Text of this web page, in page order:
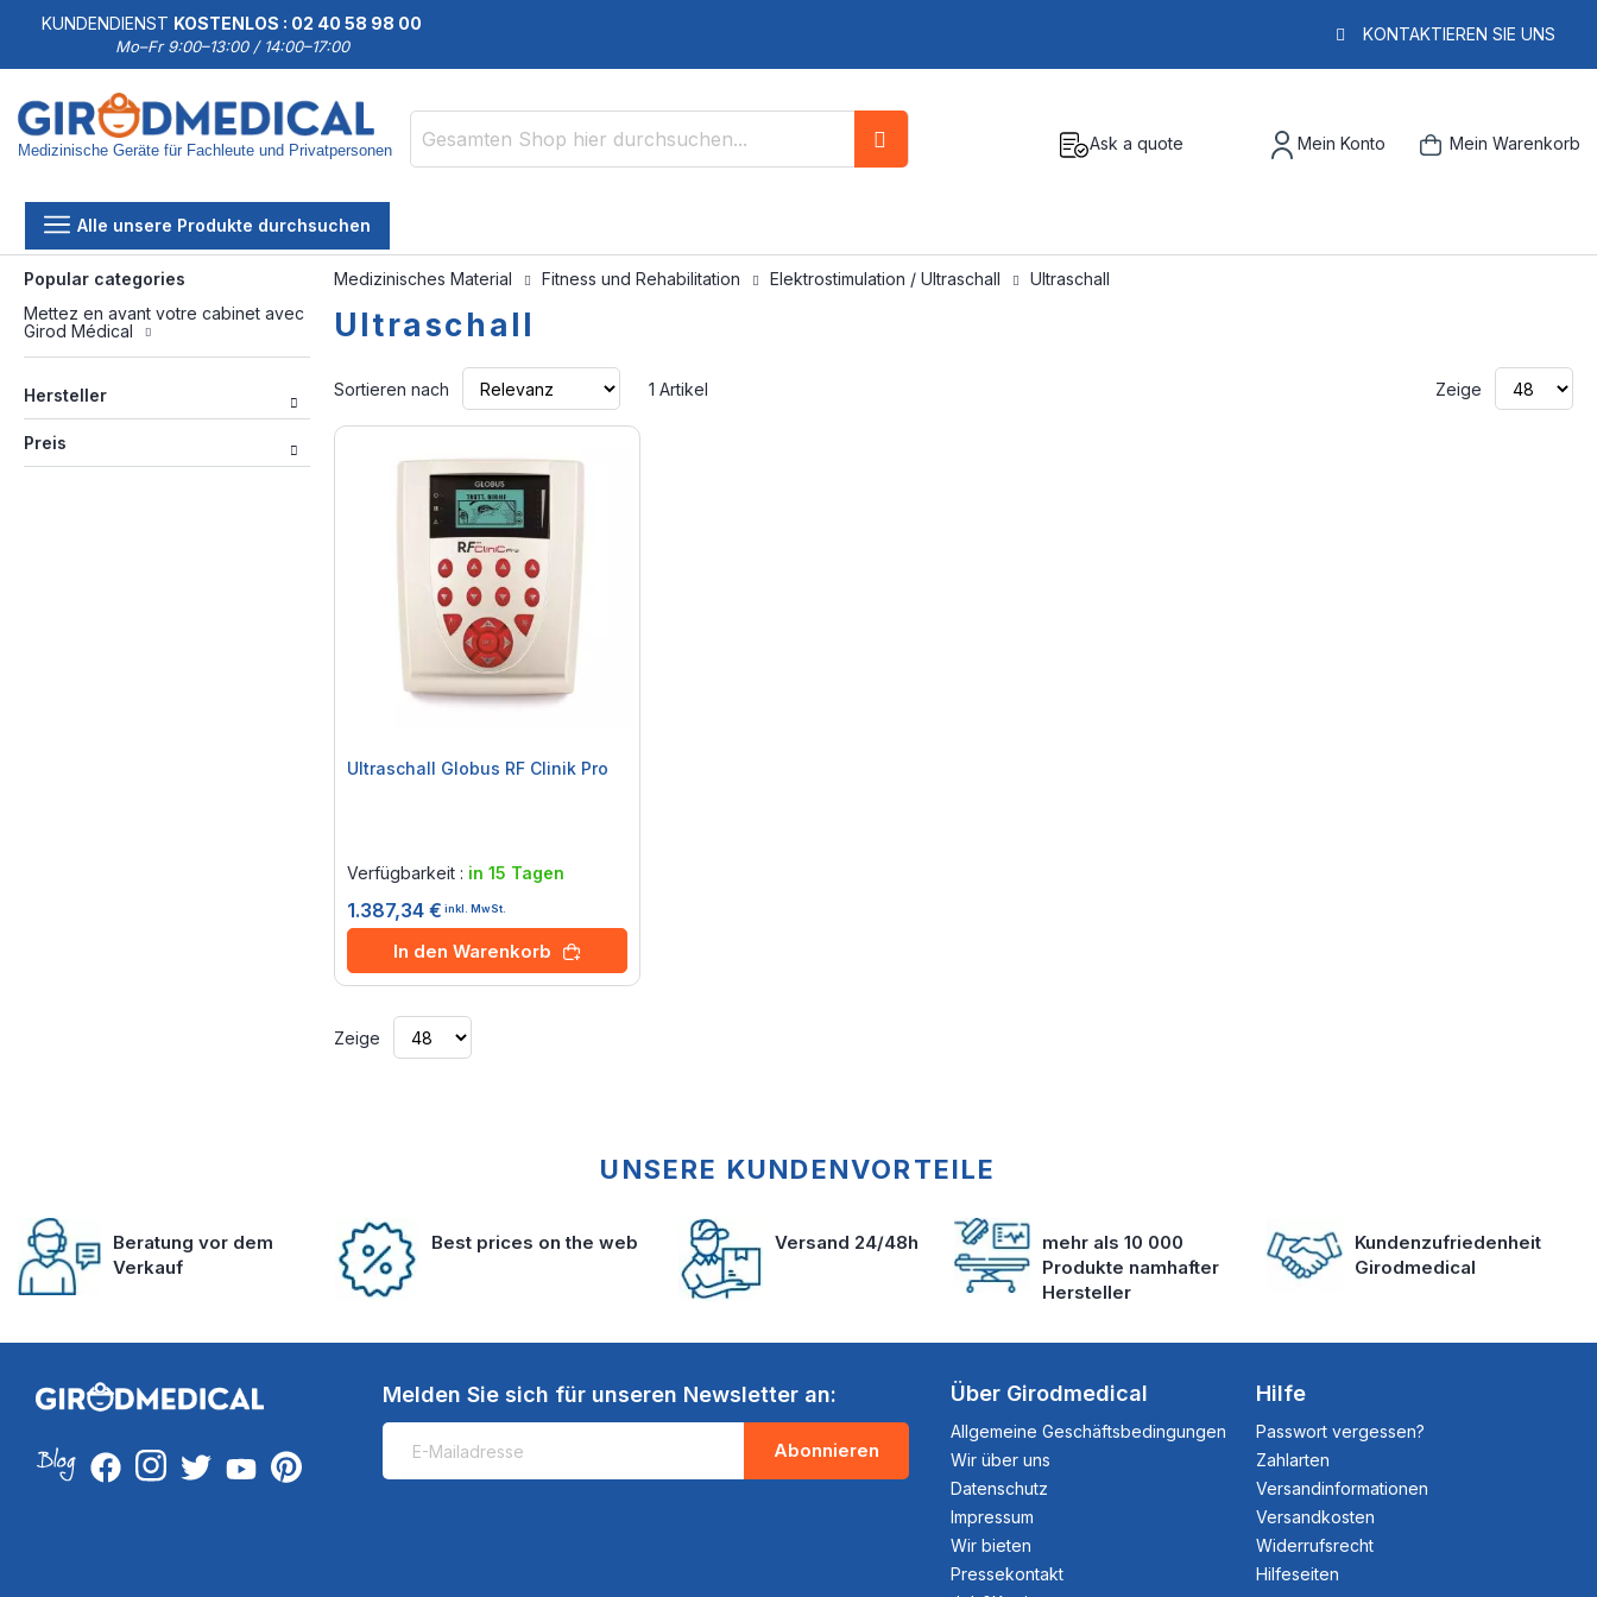
KUNDENDIENST KOSTENLOS : 02 40 58 98 00
Mo–Fr 9:00–13:00 / 14:00–17:00
KONTAKTIEREN SIE UNS
Medizinische Geräte für Fachleute und Privatpersonen Ask a quote Mein Konto Mein Warenkorb
Alle unsere Produkte durchsuchen
Medizinisches Material Fitness und Rehabilitation Elektrostimulation / Ultraschall Ultraschall
Ultraschall
Sortieren nach
sortieren
1 Artikel Zeige
Ultraschall Globus RF Clinik Pro
Verfügbarkeit : in 15 Tagen
1.387,34 € inkl. MwSt.
In den Warenkorb
Zeige
Popular categories
Mettez en avant votre cabinet avec
Girod Médical
Hersteller
Preis
UNSERE KUNDENVORTEILE
Beratung vor dem
Verkauf
Best prices on the web Versand 24/48h
mehr als 10 000
Produkte namhafter
Hersteller
Kundenzufriedenheit
Girodmedical
Melden Sie sich für unseren Newsletter an:
Abonnieren
Über Girodmedical
Allgemeine Geschäftsbedingungen
Wir über uns
Datenschutz
Impressum
Wir bieten
Pressekontakt
Hilfe
Passwort vergessen?
Zahlarten
Versandinformationen
Versandkosten
Widerrufsrecht
Hilfeseiten